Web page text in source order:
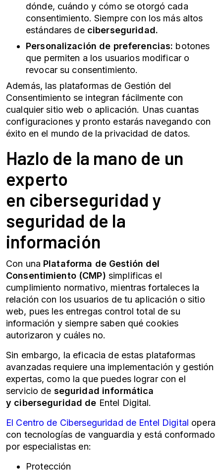
dónde, cuándo y cómo se otorgó cada
consentimiento. Siempre con los más altos
estándares de ciberseguridad.
Personalización de preferencias: botones
que permiten a los usuarios modificar o
revocar su consentimiento.
Además, las plataformas de Gestión del
Consentimiento se integran fácilmente con
cualquier sitio web o aplicación. Unas cuantas
configuraciones y pronto estarás navegando con
éxito en el mundo de la privacidad de datos.
Hazlo de la mano de un
experto
en ciberseguridad y
seguridad de la
información
Con una Plataforma de Gestión del
Consentimiento (CMP) simplificas el
cumplimiento normativo, mientras fortaleces la
relación con los usuarios de tu aplicación o sitio
web, pues les entregas control total de su
información y siempre saben qué cookies
autorizaron y cuáles no.
Sin embargo, la eficacia de estas plataformas
avanzadas requiere una implementación y gestión
expertas, como la que puedes lograr con el
servicio de seguridad informática
y ciberseguridad de Entel Digital.
El Centro de Ciberseguridad de Entel Digital opera
con tecnologías de vanguardia y está conformado
por especialistas en:
Protección